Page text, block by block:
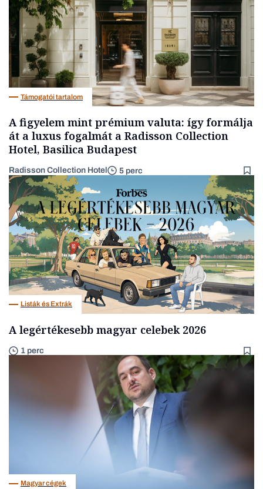
Támogatói tartalom
A figyelem mint prémium valuta: így formálja
át a luxus fogalmát a Radisson Collection
Hotel, Basilica Budapest
Radisson Collection Hotel 5 perc
Listák és Extrák
A legértékesebb magyar celebek 2026
1 perc
Magyar cégek